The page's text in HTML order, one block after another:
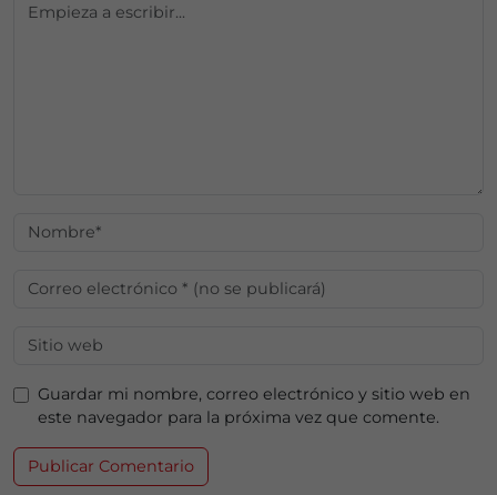
Guardar mi nombre, correo electrónico y sitio web en
este navegador para la próxima vez que comente.